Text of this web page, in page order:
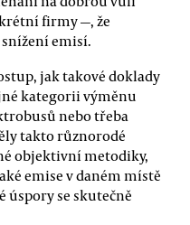
firmy —, že
emisí.
jak takové doklady
kategorii výměnu
nebo třeba
takto různorodé
objektivní metodiky,
emise v daném místě
úspory se skutečně